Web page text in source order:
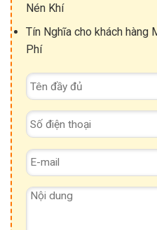
Nén Khí
Tín Nghĩa cho khách hàng
Phí